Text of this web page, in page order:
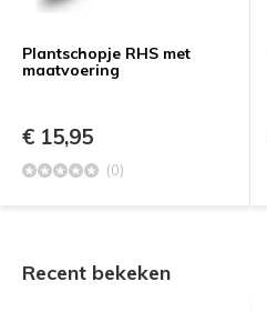
Plantschopje RHS met
maatvoering
€ 15,95
(0)
Recent bekeken